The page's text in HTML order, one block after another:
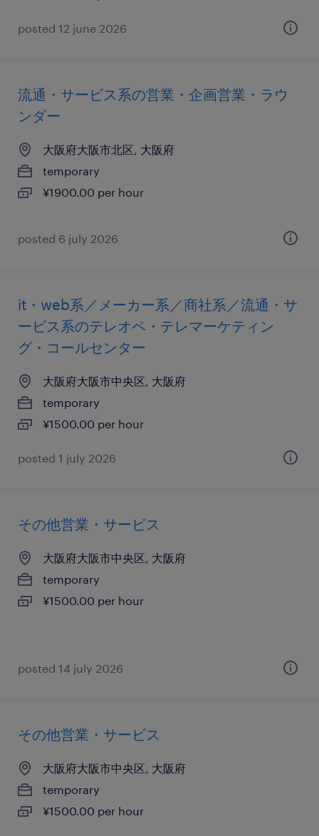
posted 12 june 2026
流通・サービス系の営業・企画営業・ラウ
ンダー
大阪府大阪市北区, 大阪府
temporary
¥1900.00 per hour
posted 6 july 2026
it・web系／メーカー系／商社系／流通・サ
ービス系のテレオペ・テレマーケティン
グ・コールセンター
大阪府大阪市中央区, 大阪府
temporary
¥1500.00 per hour
posted 1 july 2026
その他営業・サービス
大阪府大阪市中央区, 大阪府
temporary
¥1500.00 per hour
posted 14 july 2026
その他営業・サービス
大阪府大阪市中央区, 大阪府
temporary
¥1500.00 per hour